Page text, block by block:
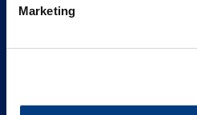
Marketing
Vittoria Assicurazioni S.p.A.
Part. IVA 01329510158